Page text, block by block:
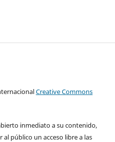
Creative Commons
inmediato a su contenido,
público un acceso libre a las